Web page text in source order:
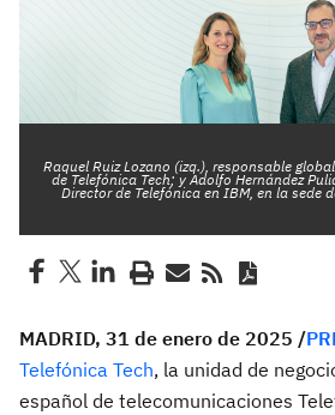
Raquel Ruiz Lozano (izq.), responsable
de Telefónica Tech; y Adolfo Hernández
Director de Telefónica en IBM, en la sede
MADRID, 31 de enero de 2025 /
Telefónica Tech, la unidad de
español de telecomunicaciones